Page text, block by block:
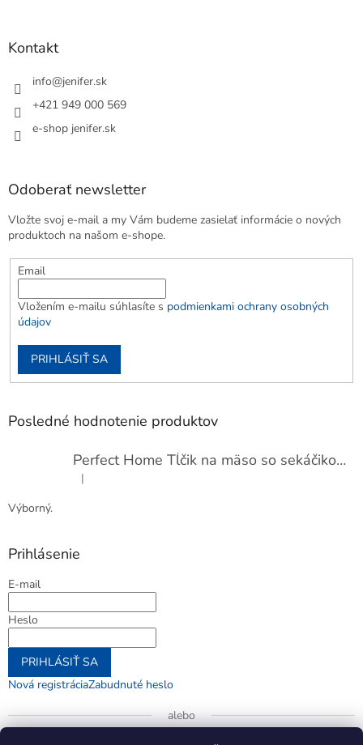
Kontakt
info@jenifer.sk
+421 949 000 569
e-shop jenifer.sk
Odoberať newsletter
Vložte svoj e-mail a my Vám budeme zasielať informácie o nových
produktoch na našom e-shope.
Email
Vložením e-mailu súhlasíte s podmienkami ochrany osobných
údajov
PRIHLÁSIŤ SA
Posledné hodnotenie produktov
Perfect Home Tĺčik na mäso so sekáčikom, 56893
Hodnotenie produktu je 5 z 5 hviezdičiek.
|
Výborný.
Prihlásenie
E-mail
Heslo
PRIHLÁSIŤ SA
Nová registráciaZabudnuté heslo
alebo